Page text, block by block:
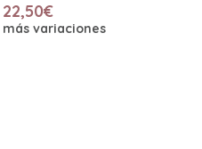
22,50€
más variaciones